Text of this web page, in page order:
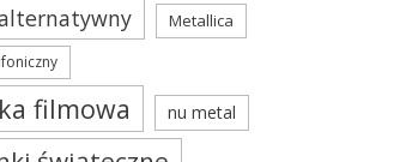
Metallica
filmowa nu metal